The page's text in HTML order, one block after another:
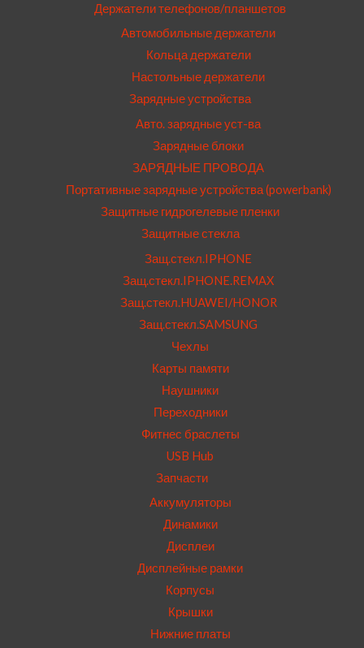
Держатели телефонов/планшетов
Автомобильные держатели
Кольца держатели
Настольные держатели
Зарядные устройства
Авто. зарядные уст-ва
Зарядные блоки
ЗАРЯДНЫЕ ПРОВОДА
Портативные зарядные устройства (powerbank)
Защитные гидрогелевые пленки
Защитные стекла
Защ.стекл.IPHONE
Защ.стекл.IPHONE.REMAX
Защ.стекл.HUAWEI/HONOR
Защ.стекл.SAMSUNG
Чехлы
Карты памяти
Наушники
Переходники
Фитнес браслеты
USB Hub
Запчасти
Аккумуляторы
Динамики
Дисплеи
Дисплейные рамки
Корпусы
Крышки
Нижние платы